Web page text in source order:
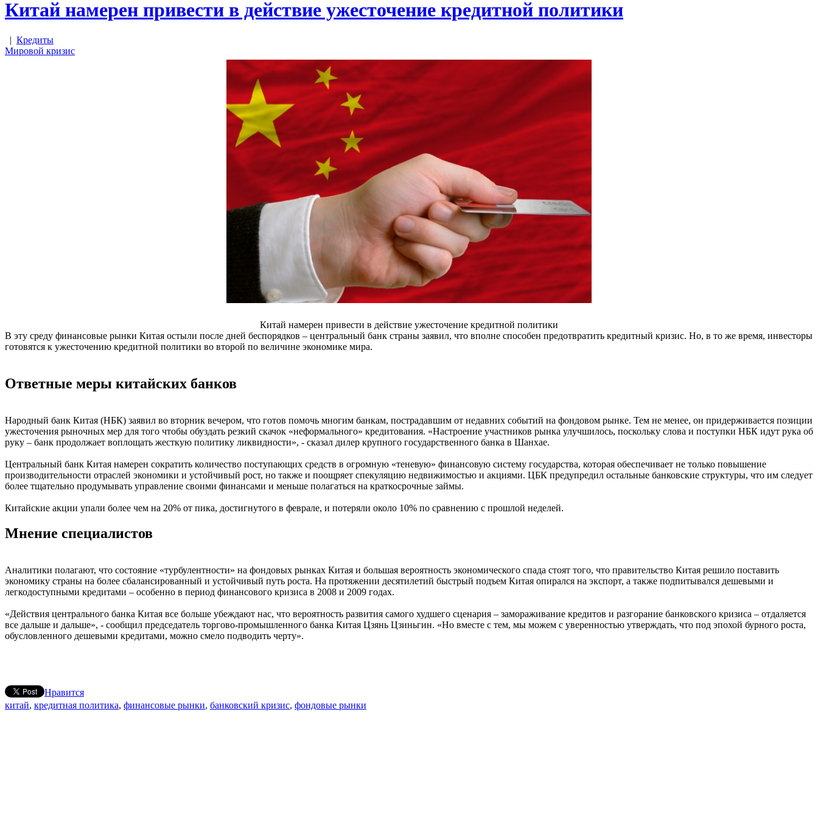
Китай намерен привести в действие ужесточение кредитной политики
| Кредиты
Мировой кризис
Китай намерен привести в действие ужесточение кредитной политики
В эту среду финансовые рынки Китая остыли после дней беспорядков – центральный банк страны заявил, что вполне способен предотвратить кредитный кризис. Но, в то же время, инвесторы
готовятся к ужесточению кредитной политики во второй по величине экономике мира.
Ответные меры китайских банков
Народный банк Китая (НБК) заявил во вторник вечером, что готов помочь многим банкам, пострадавшим от недавних событий на фондовом рынке. Тем не менее, он придерживается позиции
ужесточения рыночных мер для того чтобы обуздать резкий скачок «неформального» кредитования. «Настроение участников рынка улучшилось, поскольку слова и поступки НБК идут рука об
руку – банк продолжает воплощать жесткую политику ликвидности», - сказал дилер крупного государственного банка в Шанхае.
Центральный банк Китая намерен сократить количество поступающих средств в огромную «теневую» финансовую систему государства, которая обеспечивает не только повышение
производительности отраслей экономики и устойчивый рост, но также и поощряет спекуляцию недвижимостью и акциями. ЦБК предупредил остальные банковские структуры, что им следует
более тщательно продумывать управление своими финансами и меньше полагаться на краткосрочные займы.
Китайские акции упали более чем на 20% от пика, достигнутого в феврале, и потеряли около 10% по сравнению с прошлой неделей.
Мнение специалистов
Аналитики полагают, что состояние «турбулентности» на фондовых рынках Китая и большая вероятность экономического спада стоят того, что правительство Китая решило поставить
экономику страны на более сбалансированный и устойчивый путь роста. На протяжении десятилетий быстрый подъем Китая опирался на экспорт, а также подпитывался дешевыми и
легкодоступными кредитами – особенно в период финансового кризиса в 2008 и 2009 годах.
«Действия центрального банка Китая все больше убеждают нас, что вероятность развития самого худшего сценария – замораживание кредитов и разгорание банковского кризиса – отдаляется
все дальше и дальше», - сообщил председатель торгово-промышленного банка Китая Цзянь Цзиньгин. «Но вместе с тем, мы можем с уверенностью утверждать, что под эпохой бурного роста,
обусловленного дешевыми кредитами, можно смело подводить черту».
Нравится
китай, кредитная политика, финансовые рынки, банковский кризис, фондовые рынки